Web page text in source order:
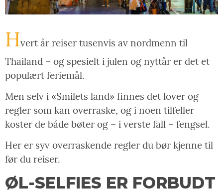
Hvert år reiser tusenvis av nordmenn til
Thailand – og spesielt i julen og nyttår er det et
populært feriemål.
Men selv i «Smilets land» finnes det lover og
regler som kan overraske, og i noen tilfeller
koster de både bøter og – i verste fall – fengsel.
Her er syv overraskende regler du bør kjenne til
før du reiser.
ØL-SELFIES ER FORBUDT